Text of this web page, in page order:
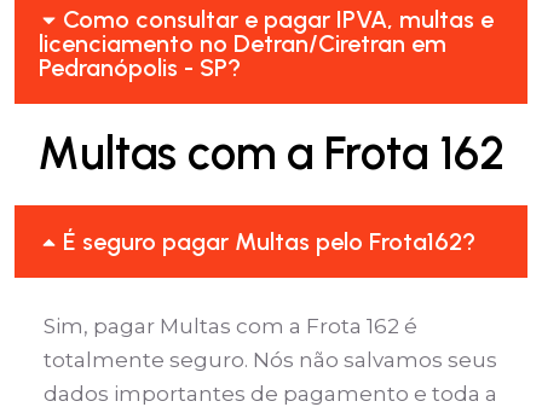
Como consultar e pagar IPVA, multas e
licenciamento no Detran/Ciretran em
Pedranópolis - SP?
Multas com a Frota 162
É seguro pagar Multas pelo Frota162?
Sim, pagar Multas com a Frota 162 é
totalmente seguro. Nós não salvamos seus
dados importantes de pagamento e toda a